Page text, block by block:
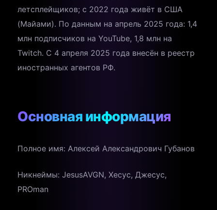
летсплейщиков; с 2022 года живёт в США
(Майами). По данным на апрель 2025 года: 1,4
млн подписчиков на YouTube, 1,8 млн на
Twitch. С 4 апреля 2025 года внесён в реестр
иностранных агентов РФ.
Основная информация
Полное имя: Алексей Александрович Губанов
Никнеймы: JesusAVGN, Хесус, Джесус,
PROman